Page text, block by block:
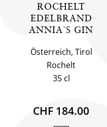
ROCHELT
EDELBRAND
ANNIA`S GIN
Österreich, Tirol
Rochelt
35 cl
CHF 184.00